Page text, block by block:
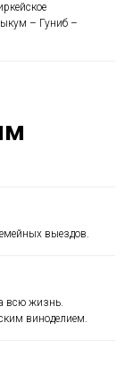
– Гуниб –
выездов.
всю жизнь.
виноделием.